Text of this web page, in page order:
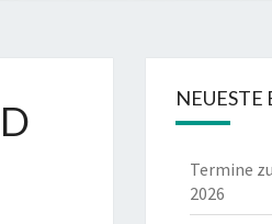
NEUESTE
Termine
2026